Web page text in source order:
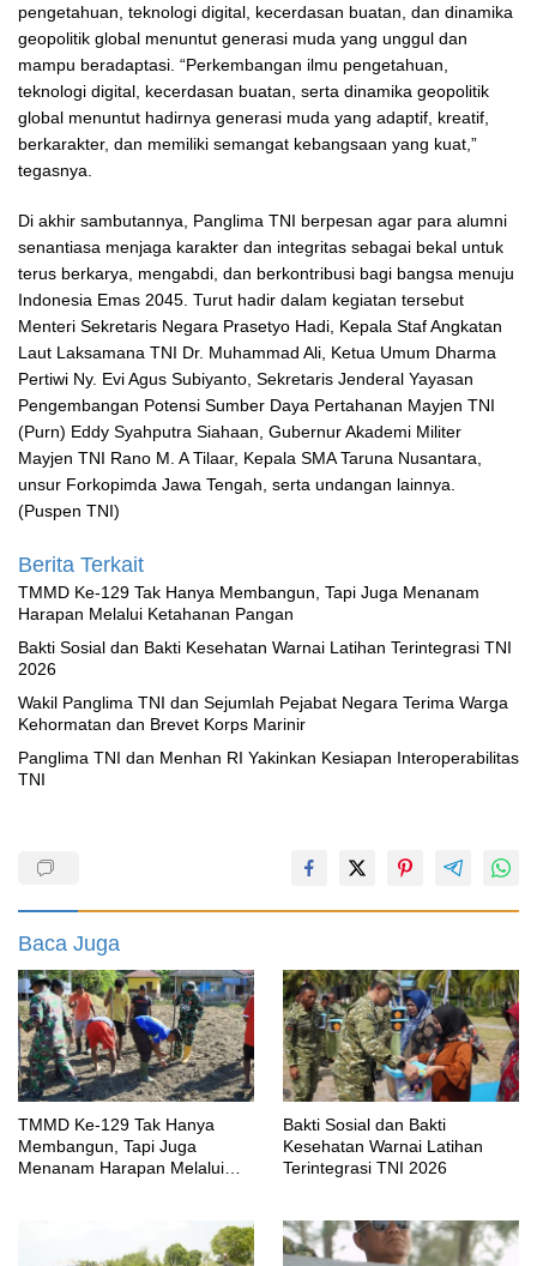
pengetahuan, teknologi digital, kecerdasan buatan, dan dinamika
geopolitik global menuntut generasi muda yang unggul dan
mampu beradaptasi. “Perkembangan ilmu pengetahuan,
teknologi digital, kecerdasan buatan, serta dinamika geopolitik
global menuntut hadirnya generasi muda yang adaptif, kreatif,
berkarakter, dan memiliki semangat kebangsaan yang kuat,”
tegasnya.
Di akhir sambutannya, Panglima TNI berpesan agar para alumni
senantiasa menjaga karakter dan integritas sebagai bekal untuk
terus berkarya, mengabdi, dan berkontribusi bagi bangsa menuju
Indonesia Emas 2045. Turut hadir dalam kegiatan tersebut
Menteri Sekretaris Negara Prasetyo Hadi, Kepala Staf Angkatan
Laut Laksamana TNI Dr. Muhammad Ali, Ketua Umum Dharma
Pertiwi Ny. Evi Agus Subiyanto, Sekretaris Jenderal Yayasan
Pengembangan Potensi Sumber Daya Pertahanan Mayjen TNI
(Purn) Eddy Syahputra Siahaan, Gubernur Akademi Militer
Mayjen TNI Rano M. A Tilaar, Kepala SMA Taruna Nusantara,
unsur Forkopimda Jawa Tengah, serta undangan lainnya.
(Puspen TNI)
Berita Terkait
TMMD Ke-129 Tak Hanya Membangun, Tapi Juga Menanam
Harapan Melalui Ketahanan Pangan
Bakti Sosial dan Bakti Kesehatan Warnai Latihan Terintegrasi TNI
2026
Wakil Panglima TNI dan Sejumlah Pejabat Negara Terima Warga
Kehormatan dan Brevet Korps Marinir
Panglima TNI dan Menhan RI Yakinkan Kesiapan Interoperabilitas
TNI
Baca Juga
TMMD Ke-129 Tak Hanya
Membangun, Tapi Juga
Menanam Harapan Melalui
Bakti Sosial dan Bakti
Kesehatan Warnai Latihan
Terintegrasi TNI 2026